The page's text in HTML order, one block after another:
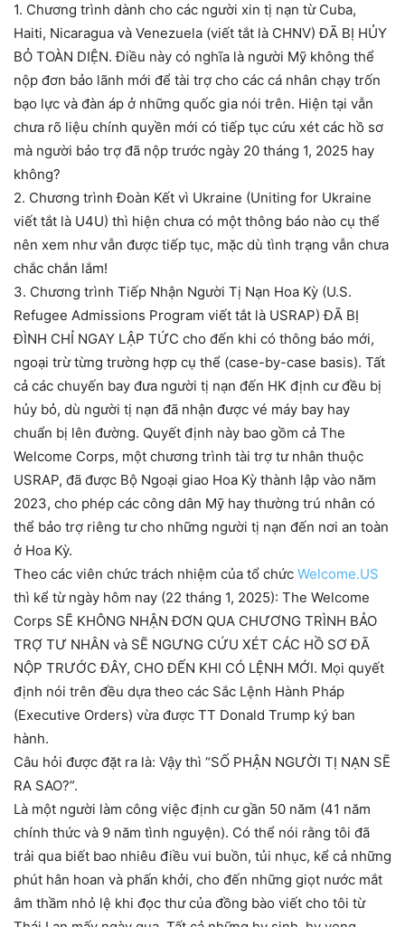
1. Chương trình dành cho các người xin tị nạn từ Cuba,
Haiti, Nicaragua và Venezuela (viết tắt là CHNV) ĐÃ BỊ HỦY
BỎ TOÀN DIỆN. Điều này có nghĩa là người Mỹ không thể
nộp đơn bảo lãnh mới để tài trợ cho các cá nhân chạy trốn
bạo lực và đàn áp ở những quốc gia nói trên. Hiện tại vẫn
chưa rõ liệu chính quyền mới có tiếp tục cứu xét các hồ sơ
mà người bảo trợ đã nộp trước ngày 20 tháng 1, 2025 hay
không?
2. Chương trình Đoàn Kết vì Ukraine (Uniting for Ukraine
viết tắt là U4U) thì hiện chưa có một thông báo nào cụ thể
nên xem như vẫn được tiếp tục, mặc dù tình trạng vẫn chưa
chắc chắn lắm!
3. Chương trình Tiếp Nhận Người Tị Nạn Hoa Kỳ (U.S.
Refugee Admissions Program viết tắt là USRAP) ĐÃ BỊ
ĐÌNH CHỈ NGAY LẬP TỨC cho đến khi có thông báo mới,
ngoại trừ từng trường hợp cụ thể (case-by-case basis). Tất
cả các chuyến bay đưa người tị nạn đến HK định cư đều bị
hủy bỏ, dù người tị nạn đã nhận được vé máy bay hay
chuẩn bị lên đường. Quyết định này bao gồm cả The
Welcome Corps, một chương trình tài trợ tư nhân thuộc
USRAP, đã được Bộ Ngoại giao Hoa Kỳ thành lập vào năm
2023, cho phép các công dân Mỹ hay thường trú nhân có
thể bảo trợ riêng tư cho những người tị nạn đến nơi an toàn
ở Hoa Kỳ.
Theo các viên chức trách nhiệm của tổ chức Welcome.US
thì kể từ ngày hôm nay (22 tháng 1, 2025): The Welcome
Corps SẼ KHÔNG NHẬN ĐƠN QUA CHƯƠNG TRÌNH BẢO
TRỢ TƯ NHÂN và SẼ NGƯNG CỨU XÉT CÁC HỒ SƠ ĐÃ
NỘP TRƯỚC ĐÂY, CHO ĐẾN KHI CÓ LỆNH MỚI. Mọi quyết
định nói trên đều dựa theo các Sắc Lệnh Hành Pháp
(Executive Orders) vừa được TT Donald Trump ký ban
hành.
Câu hỏi được đặt ra là: Vậy thì “SỐ PHẬN NGƯỜI TỊ NẠN SẼ
RA SAO?”.
Là một người làm công việc định cư gần 50 năm (41 năm
chính thức và 9 năm tình nguyện). Có thể nói rằng tôi đã
trải qua biết bao nhiêu điều vui buồn, tủi nhục, kể cả những
phút hân hoan và phấn khởi, cho đến những giọt nước mắt
âm thầm nhỏ lệ khi đọc thư của đồng bào viết cho tôi từ